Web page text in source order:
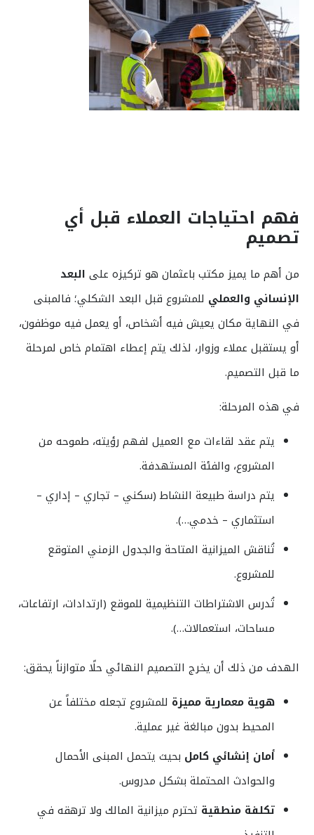
فهم احتياجات العملاء قبل أي
تصميم
من أهم ما يميز مكتب باعثمان هو تركيزه على البعد
الإنساني والعملي للمشروع قبل البعد الشكلي؛ فالمبنى
في النهاية مكان يعيش فيه أشخاص، أو يعمل فيه موظفون،
أو يستقبل عملاء وزوار، لذلك يتم إعطاء اهتمام خاص لمرحلة
ما قبل التصميم.
في هذه المرحلة:
يتم عقد لقاءات مع العميل لفهم رؤيته، طموحه من
المشروع، والفئة المستهدفة.
يتم دراسة طبيعة النشاط (سكني – تجاري – إداري –
استثماري – خدمي…).
تُناقش الميزانية المتاحة والجدول الزمني المتوقع
للمشروع.
تُدرس الاشتراطات التنظيمية للموقع (ارتدادات، ارتفاعات،
مساحات، استعمالات…).
الهدف من ذلك أن يخرج التصميم النهائي حلًا متوازناً يحقق:
هوية معمارية مميزة للمشروع تجعله مختلفاً عن
المحيط بدون مبالغة غير عملية.
أمان إنشائي كامل بحيث يتحمل المبنى الأحمال
والحوادث المحتملة بشكل مدروس.
تكلفة منطقية تحترم ميزانية المالك ولا ترهقه في